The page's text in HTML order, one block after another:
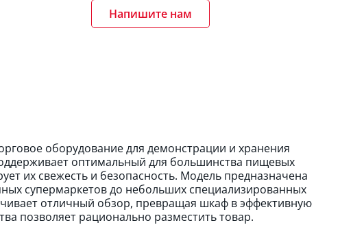
Напишите нам
оборудование для демонстрации и хранения
оптимальный для большинства пищевых
их свежесть и безопасность. Модель предназначена
супермаркетов до небольших специализированных
отличный обзор, превращая шкаф в эффективную
позволяет рационально разместить товар.